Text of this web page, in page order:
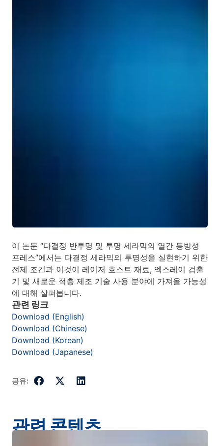
이 논문 “다결정 반투명 및 투명 세라믹의 열간 등방성
프레스”에서는 다결정 세라믹의 투명성을 실현하기 위한
전제 조건과 이것이 레이저 호스트 재료, 엑스레이 검출
기 및 새로운 적층 제조 기술 사용 분야에 가져올 가능성
에 대해 살펴봅니다.
관련 링크
Download (English)
Download (Chinese)
Download (Korean)
Download (Japanese)
공유:
관련 콘텐츠